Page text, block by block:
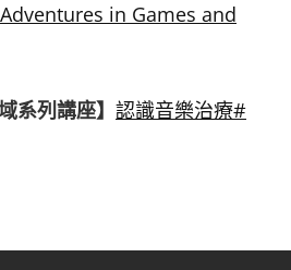
in Games and
系列講座】 認識音樂治療#